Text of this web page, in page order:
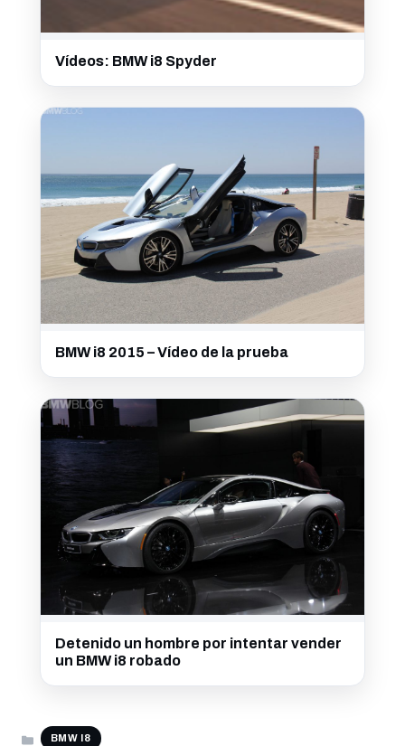
Vídeos: BMW i8 Spyder
BMW i8 2015 – Vídeo de la prueba
Detenido un hombre por intentar vender
un BMW i8 robado
CATEGORÍAS
BMW I8